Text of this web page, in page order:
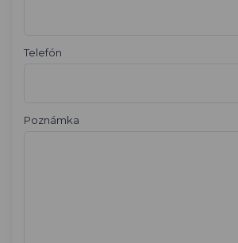
Telefón
Poznámka